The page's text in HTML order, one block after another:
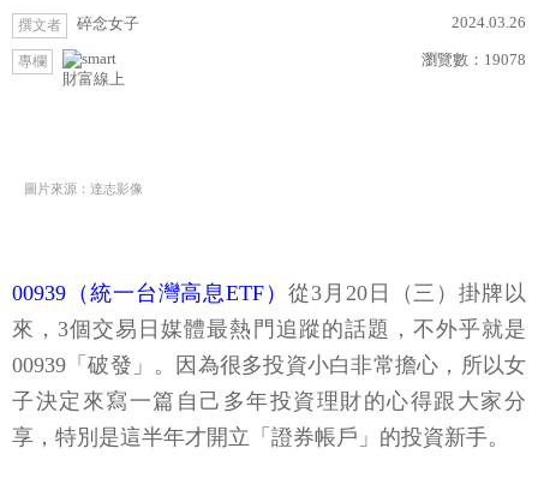
撰文者 碎念女子 2024.03.26
專欄
財富線上
瀏覽數： 19078
圖片來源：達志影像
00939（統一台灣高息ETF） 從3月20日（三）掛牌以
來，3個交易日媒體最熱門追蹤的話題，不外乎就是
00939「破發」。因為很多投資小白非常擔心，所以女
子決定來寫一篇自己多年投資理財的心得跟大家分
享，特別是這半年才開立「證券帳戶」的投資新手。